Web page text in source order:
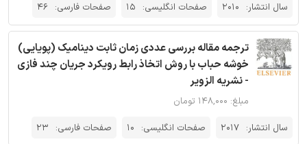
سال انتشار: 2010 صفحات انگلیسی: 15 صفحات فارسی: 46
ترجمه مقاله بررسی عددی زمان ثابت دینامیک (پویایی)
خوشه حباب با روش اتخاذ رابط رویکرد جریان چند فازی
- نشریه الزویر
مبلغ: ۱۴۸,۰۰۰ تومان
سال انتشار: 2017 صفحات انگلیسی: 10 صفحات فارسی: 23